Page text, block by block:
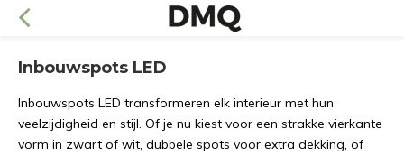
Inbouwspots LED
Inbouwspots LED transformeren elk interieur met hun
veelzijdigheid en stijl. Of je nu kiest voor een strakke vierkante
vorm in zwart of wit, dubbele spots voor extra dekking, of